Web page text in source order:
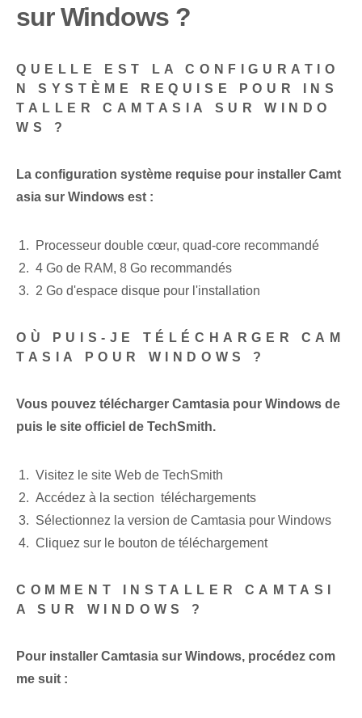
sur Windows ?
QUELLE EST LA CONFIGURATIO
N SYSTÈME REQUISE POUR INS
TALLER CAMTASIA SUR WINDO
WS ?
La configuration système requise pour installer Camt
asia sur Windows est :
Processeur double cœur, quad-core recommandé
4 Go de RAM, 8 Go recommandés
2 Go d'espace disque pour l'installation
OÙ PUIS-JE TÉLÉCHARGER CAM
TASIA POUR WINDOWS ?
Vous pouvez télécharger Camtasia pour Windows de
puis le site officiel de TechSmith.
Visitez le site Web de TechSmith
Accédez à la section ‌ téléchargements
Sélectionnez la version de Camtasia pour Windows
Cliquez sur le bouton de téléchargement
COMMENT INSTALLER CAMTASI
A SUR WINDOWS ?
Pour installer Camtasia sur Windows, procédez com
me suit :